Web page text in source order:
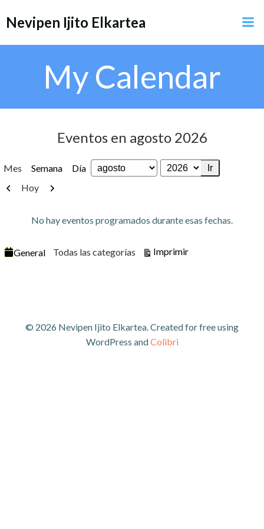
al
Nevipen Ijito Elkartea
My Calendar
Eventos en agosto 2026
Mes Semana Día
Mes
Año
Anterior
Hoy Siguiente
No hay eventos programados durante esas fechas.
Categorías
General Todas las categorías ImprimirVistas
© 2026 Nevipen Ijito Elkartea. Created for free using
WordPress andColibri